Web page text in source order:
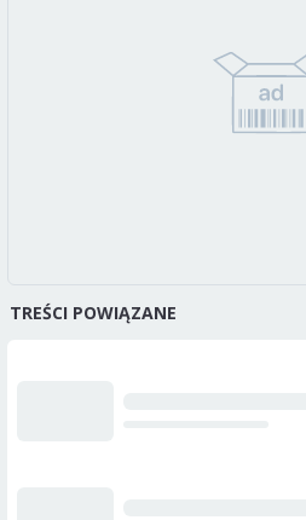
TREŚCI POWIĄZANE